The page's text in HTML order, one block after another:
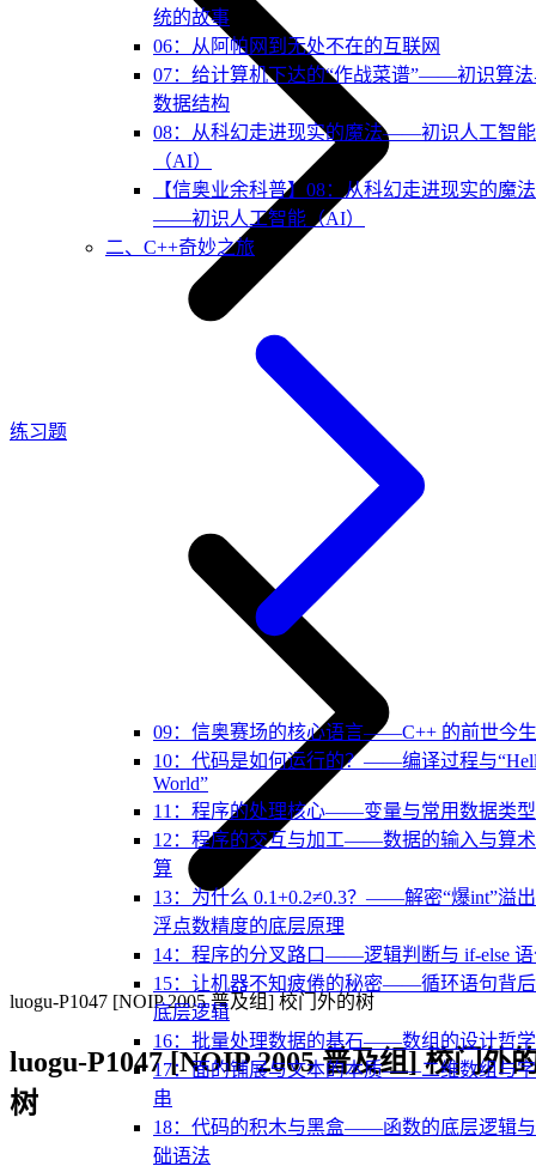
统的故事
06：从阿帕网到无处不在的互联网
07：给计算机下达的“作战菜谱”——初识算
数据结构
08：从科幻走进现实的魔法——初识人工智能
（AI）
【信奥业余科普】08：从科幻走进现实的魔法
——初识人工智能（AI）
二、C++奇妙之旅
09：信奥赛场的核心语言——C++ 的前世今生
10：代码是如何运行的？——编译过程与
World”
11：程序的处理核心——变量与常用数据类型
12：程序的交互与加工——数据的输入与算
算
13：为什么 0.1+0.2≠0.3？——解密“爆int”溢
浮点数精度的底层原理
14：程序的分叉路口——逻辑判断与 if-else
15：让机器不知疲倦的秘密——循环语句背
底层逻辑
16：批量处理数据的基石——数组的设计哲学
17：面的铺展与文本的本质——二维数组与
串
18：代码的积木与黑盒——函数的底层逻辑
础语法
练习题
luogu-P1047 [NOIP 2005 普及组] 校门外的树
luogu-P1047 [NOIP 2005 普及组] 校门外
树